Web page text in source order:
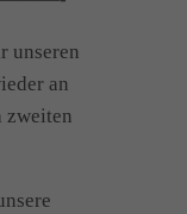
unseren
an
zweiten